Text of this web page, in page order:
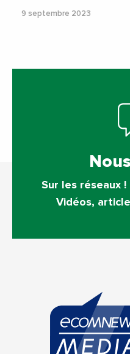
9 septembre 2023
Sur les réseaux
Vidéos,